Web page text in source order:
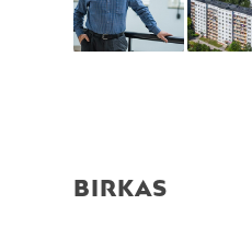
BIRKAS